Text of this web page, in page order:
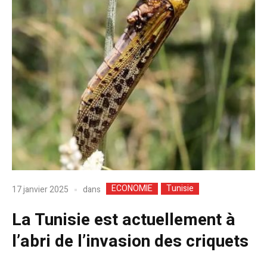
17 janvier 2025 dans ECONOMIE Tunisie
La Tunisie est actuellement à
l’abri de l’invasion des criquets